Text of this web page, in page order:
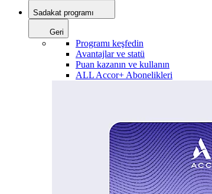
Sadakat programı
Geri
Programı keşfedin
Avantajlar ve statü
Puan kazanın ve kullanın
ALL Accor+ Abonelikleri